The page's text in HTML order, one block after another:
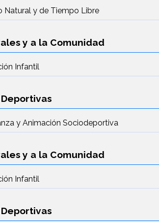
Natural y de Tiempo Libre
y a la Comunidad
Infantil
y Animación Sociodeportiva
y a la Comunidad
Infantil